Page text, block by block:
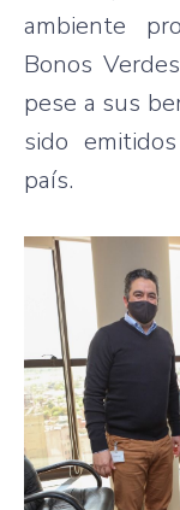
ambiente
Bonos
pese a sus
sido
país.